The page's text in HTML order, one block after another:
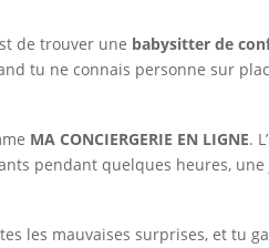
de trouver une babysitter de
tu ne connais personne sur
MA CONCIERGERIE EN LIGNE.
pendant quelques heures,
les mauvaises surprises, et tu